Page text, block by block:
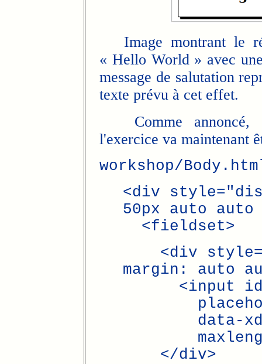
Image montrant le
« Hello World » avec
message de salutation
texte prévu à cet effet.
Comme annoncé,
l'exercice va maintenant
workshop/
<div
50px auto
<fieldset>
<div
margin: auto
<input
data-xdh-
</div>